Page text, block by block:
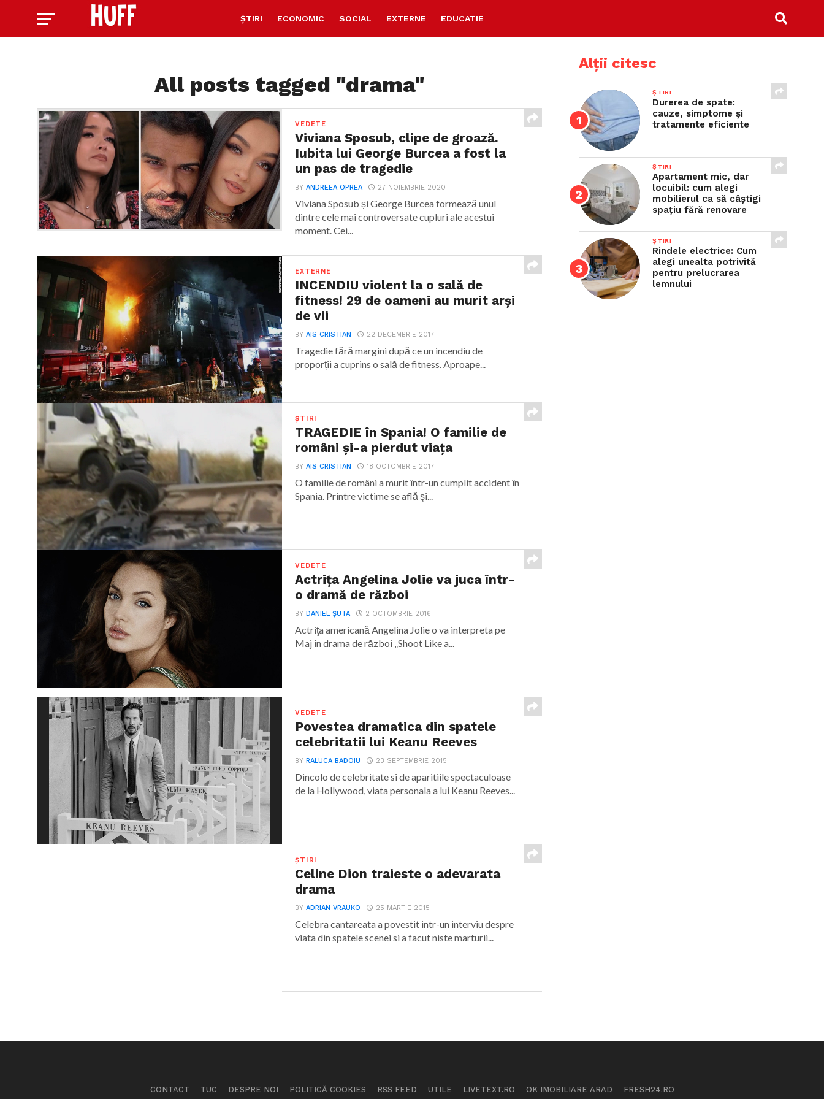
ȘTIRI ECONOMIC SOCIAL EXTERNE EDUCATIE
All posts tagged "drama"
VEDETE
Viviana Sposub, clipe de groază.
Iubita lui George Burcea a fost la
un pas de tragedie
BYANDREEA OPREA 27 NOIEMBRIE 2020
Viviana Sposub și George Burcea formează unul
dintre cele mai controversate cupluri ale acestui
moment. Cei...
EXTERNE
INCENDIU violent la o sală de
fitness! 29 de oameni au murit arşi
de vii
BYAIS CRISTIAN 22 DECEMBRIE 2017
Tragedie fără margini după ce un incendiu de
proporții a cuprins o sală de fitness. Aproape...
ȘTIRI
TRAGEDIE în Spania! O familie de
români şi-a pierdut viaţa
BYAIS CRISTIAN 18 OCTOMBRIE 2017
O familie de români a murit într-un cumplit accident în
Spania. Printre victime se află şi...
VEDETE
Actriţa Angelina Jolie va juca într-
o dramă de război
BYDANIEL ȘUTA 2 OCTOMBRIE 2016
Actriţa americană Angelina Jolie o va interpreta pe
Maj în drama de război „Shoot Like a...
VEDETE
Povestea dramatica din spatele
celebritatii lui Keanu Reeves
BYRALUCA BADOIU 23 SEPTEMBRIE 2015
Dincolo de celebritate si de aparitiile spectaculoase
de la Hollywood, viata personala a lui Keanu Reeves...
ȘTIRI
Celine Dion traieste o adevarata
drama
BYADRIAN VRAUKO 25 MARTIE 2015
Celebra cantareata a povestit intr-un interviu despre
viata din spatele scenei si a facut niste marturii...
Alții citesc
ȘTIRI
Durerea de spate:
cauze, simptome și
tratamente eficiente
ȘTIRI
Apartament mic, dar
locuibil: cum alegi
mobilierul ca să câștigi
spațiu fără renovare
ȘTIRI
Rindele electrice: Cum
alegi unealta potrivită
pentru prelucrarea
lemnului
CONTACT TUC DESPRE NOI POLITICĂ COOKIES RSS FEED UTILE LIVETEXT.RO OK IMOBILIARE ARAD FRESH24.RO